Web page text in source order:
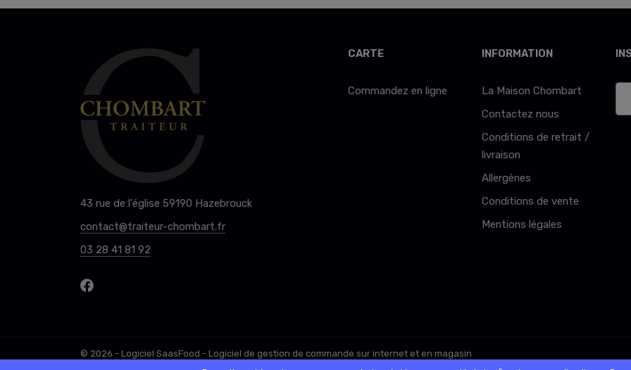
43 rue de l'église 59190 Hazebrouck
contact@traiteur-chombart.fr
03 28 41 81 92
CARTE
Commandez en ligne
INFORMATION
La Maison Chombart
Contactez nous
Conditions de retrait /
livraison
Allergènes
Conditions de vente
Mentions légales
© 2026 - Logiciel SaasFood - Logiciel de gestion de commande sur internet et en magasin